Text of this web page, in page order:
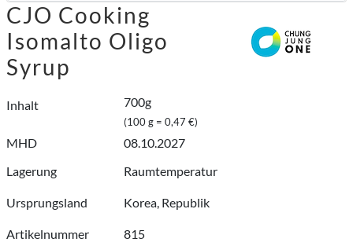
CJO Cooking
Isomalto Oligo
Syrup
Inhalt 700g
(100 g = 0,47 €)
MHD
08.10.2027
Lagerung
Raumtemperatur
Ursprungsland Korea, Republik
Artikelnummer 815